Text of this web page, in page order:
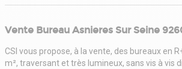
Vente Bureau Asnieres Sur Seine
CSI vous propose, à la vente, des bureaux en
m², traversant et très lumineux, sans vis à vis